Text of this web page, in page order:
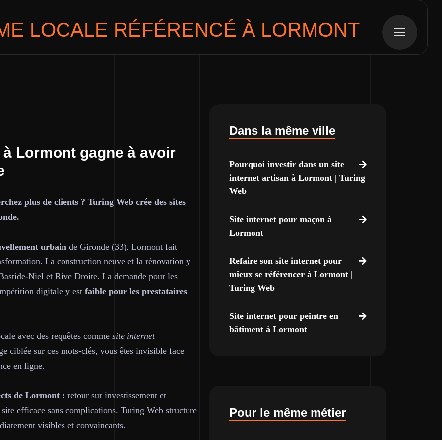
LOCALE RÉFÉRENCÉ À LORMONT
Lormont gagne à avoir
plus de clients ? Turing Web crée des sites
urbain de Gironde (33). Lormont fait
La construction neuve et la rénovation y
Niel et Rive Droite. La demande pour les
digitale y est faible pour les prestataires
avec des requêtes comme site internet
ciblée sur ces mots-clés, vous êtes invisible face
en ligne.
de Lormont : retour sur investissement et
efficace sans complications. Turing Web structure
visibles et convaincants.
Dans la même ville
Pourquoi investir dans un site
internet artisan à Lormont | Turing
Web
Site internet pour maçon à
Lormont
Refaire son site internet pour
mieux se référencer à Lormont |
Turing Web
Site internet pour peintre en
bâtiment à Lormont
Pour le même métier